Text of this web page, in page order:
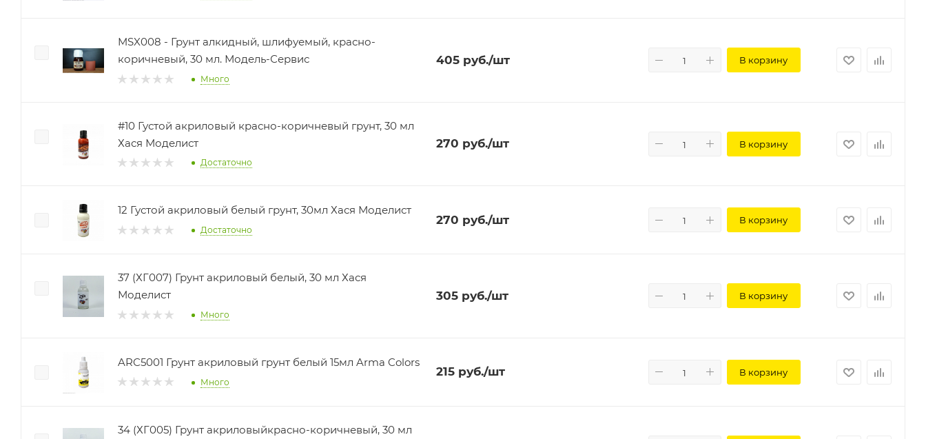
MSX008 - Грунт алкидный, шлифуемый, красно-
коричневый, 30 мл. Модель-Сервис
Много
405руб./шт В корзину
#10 Густой акриловый красно-коричневый грунт, 30 мл
Хася Моделист
Достаточно
270 руб./шт В корзину
12 Густой акриловый белый грунт, 30мл Хася Моделист
Достаточно
270 руб./шт В корзину
37 (ХГ007) Грунт акриловый белый, 30 мл Хася
Моделист
Много
305руб./шт В корзину
ARC5001 Грунт акриловый грунт белый 15мл Arma Colors
Много
215руб./шт В корзину
34 (ХГ005) Грунт акриловыйкрасно-коричневый, 30 мл